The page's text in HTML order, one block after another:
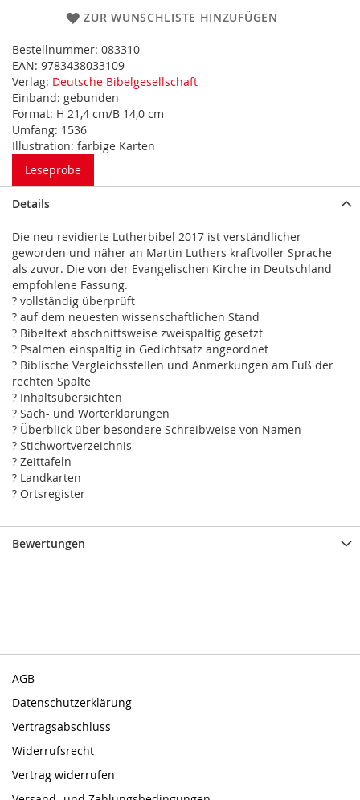
ZUR WUNSCHLISTE HINZUFÜGEN
Bestellnummer: 083310
EAN: 9783438033109
Verlag: Deutsche Bibelgesellschaft
Einband: gebunden
Format: H 21,4 cm/B 14,0 cm
Umfang: 1536
Illustration: farbige Karten
Leseprobe
Details
Die neu revidierte Lutherbibel 2017 ist verständlicher
geworden und näher an Martin Luthers kraftvoller Sprache
als zuvor. Die von der Evangelischen Kirche in Deutschland
empfohlene Fassung.
? vollständig überprüft
? auf dem neuesten wissenschaftlichen Stand
? Bibeltext abschnittsweise zweispaltig gesetzt
? Psalmen einspaltig in Gedichtsatz angeordnet
? Biblische Vergleichsstellen und Anmerkungen am Fuß der
rechten Spalte
? Inhaltsübersichten
? Sach- und Worterklärungen
? Überblick über besondere Schreibweise von Namen
? Stichwortverzeichnis
? Zeittafeln
? Landkarten
? Ortsregister
Bewertungen
AGB
Datenschutzerklärung
Vertragsabschluss
Widerrufsrecht
Vertrag widerrufen